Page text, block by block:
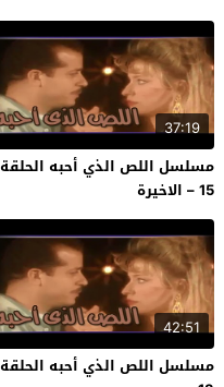
37:19
مسلسل اللص الذي أحبه الحلقة
15 – الاخيرة
42:51
مسلسل اللص الذي أحبه الحلقة